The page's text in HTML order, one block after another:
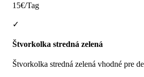
15€/Tag
✓
Štvorkolka stredná zelená
Štvorkolka stredná zelená vhodné pre